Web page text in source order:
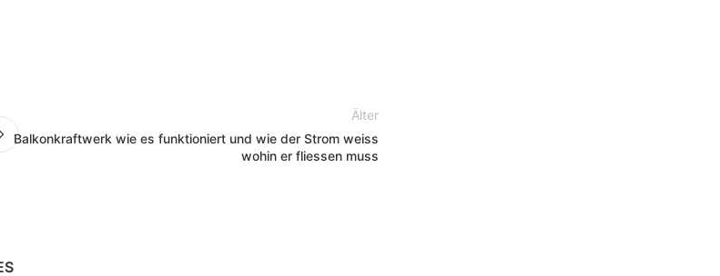
Älter
Balkonkraftwerk wie es funktioniert und wie der Strom weiss
wohin er fliessen muss